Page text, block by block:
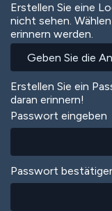
Erstellen Sie eine
nicht sehen.
erinnern werden.
Erstellen Sie ein
daran erinnern!
Passwort eingeben
Passwort